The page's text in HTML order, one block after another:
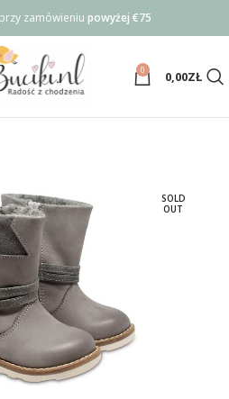
zamówieniu powyżej €75
0 0,00ZŁ
SOLD
OUT